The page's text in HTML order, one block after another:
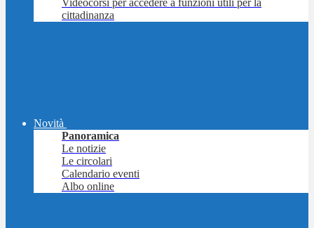
Videocorsi per accedere a funzioni utili per la
cittadinanza
Novità
Panoramica
Le notizie
Le circolari
Calendario eventi
Albo online